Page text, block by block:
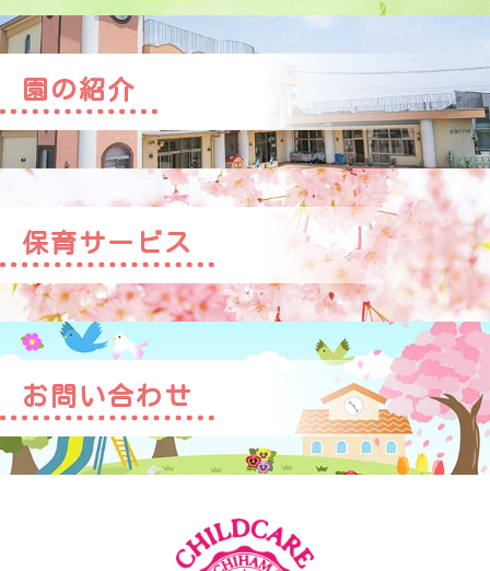
園の紹介
保育サービス
お問い合わせ